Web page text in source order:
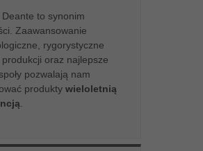
to synonim
Zaawansowanie
rygorystyczne
oraz najlepsze
pozwalają nam
produkty wieloletnią
.